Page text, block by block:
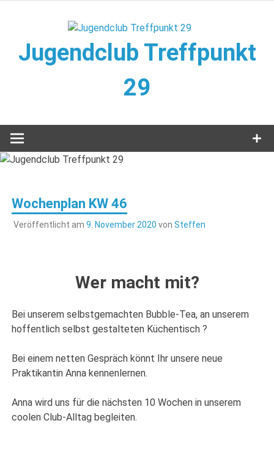
Jugendclub Treffpunkt
29
Wochenplan KW 46
Veröffentlicht am 9. November 2020 von Steffen
Wer macht mit?
Bei unserem selbstgemachten Bubble-Tea, an unserem
hoffentlich selbst gestalteten Küchentisch ?
Bei einem netten Gespräch könnt Ihr unsere neue
Praktikantin Anna kennenlernen.
Anna wird uns für die nächsten 10 Wochen in unserem
coolen Club-Alltag begleiten.